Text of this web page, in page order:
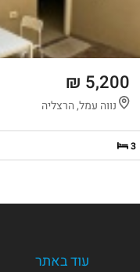
5,200 ₪
נווה עמל, הרצליה
3
עוד באתר